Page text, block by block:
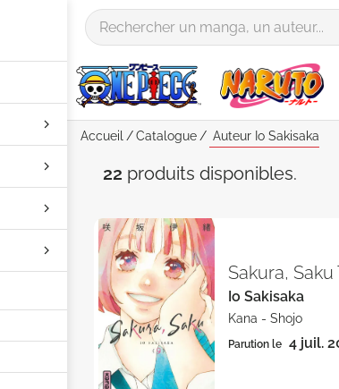
Accueil Catalogue Auteur Io Sakisaka
Auteur "Io
22 produits disponibles.
Sakura, Saku
Io Sakisaka
Kana - Shojo
Parution le 4 juil.